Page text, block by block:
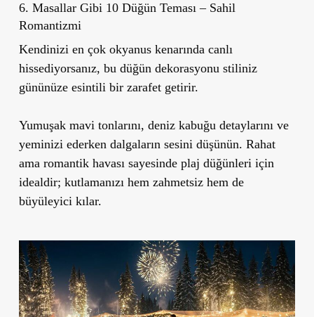
6. Masallar Gibi 10 Düğün Teması – Sahil
Romantizmi
Kendinizi en çok okyanus kenarında canlı
hissediyorsanız, bu düğün dekorasyonu stiliniz
gününüze esintili bir zarafet getirir.
Yumuşak mavi tonlarını, deniz kabuğu detaylarını ve
yeminizi ederken dalgaların sesini düşünün. Rahat
ama romantik havası sayesinde plaj düğünleri için
idealdir; kutlamanızı hem zahmetsiz hem de
büyüleyici kılar.